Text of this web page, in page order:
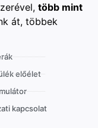
több mint
át, többek
előélet
kapcsolat